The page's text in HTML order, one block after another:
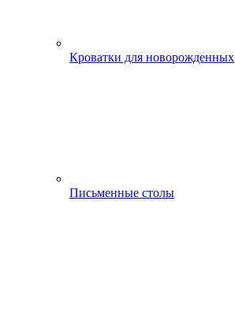
Кроватки для новорожденных
Письменные столы